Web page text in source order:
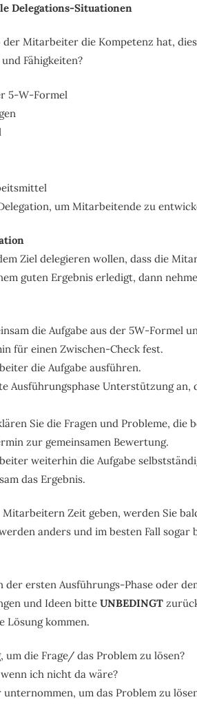
Delegations-Situationen
Mitarbeiter die Kompetenz hat,
Fähigkeiten?
5-W-Formel
um Mitarbeitende zu
Ziel delegieren wollen, dass die
guten Ergebnis erledigt, dann
die Aufgabe aus der 5W-Formel
für einen Zwischen-Check fest.
die Aufgabe ausführen.
Ausführungsphase Unterstützung
Sie die Fragen und Probleme,
zur gemeinsamen Bewertung.
weiterhin die Aufgabe
das Ergebnis.
Zeit geben, werden Sie
anders und im besten Fall sogar
ersten Ausführungs-Phase oder
und Ideen bitteUNBEDINGT
Lösung kommen.
um die Frage/ das Problem zu lösen?
ich nicht da wäre?
unternommen, um das Problem zu